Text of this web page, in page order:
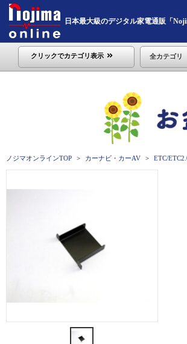
日本最大級のデジタル家電通販「
クリックでカテゴリ表示 全カテゴリ
ノジマオンラインTOP カーナビ・カーAV ETC/